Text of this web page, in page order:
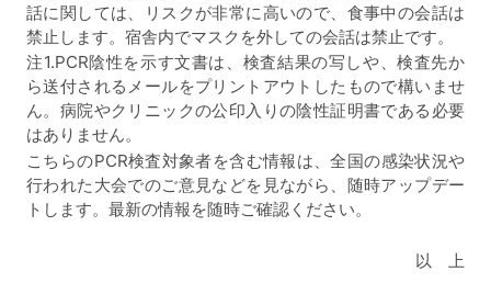
話に関しては、リスクが非常に高いので、食事中の会話は
禁止します。宿舎内でマスクを外しての会話は禁止です。
注1.PCR陰性を示す文書は、検査結果の写しや、検査先か
ら送付されるメールをプリントアウトしたもので構いませ
ん。病院やクリニックの公印入りの陰性証明書である必要
はありません。
こちらのPCR検査対象者を含む情報は、全国の感染状況や
行われた大会でのご意見などを見ながら、随時アップデー
トします。最新の情報を随時ご確認ください。
以 上